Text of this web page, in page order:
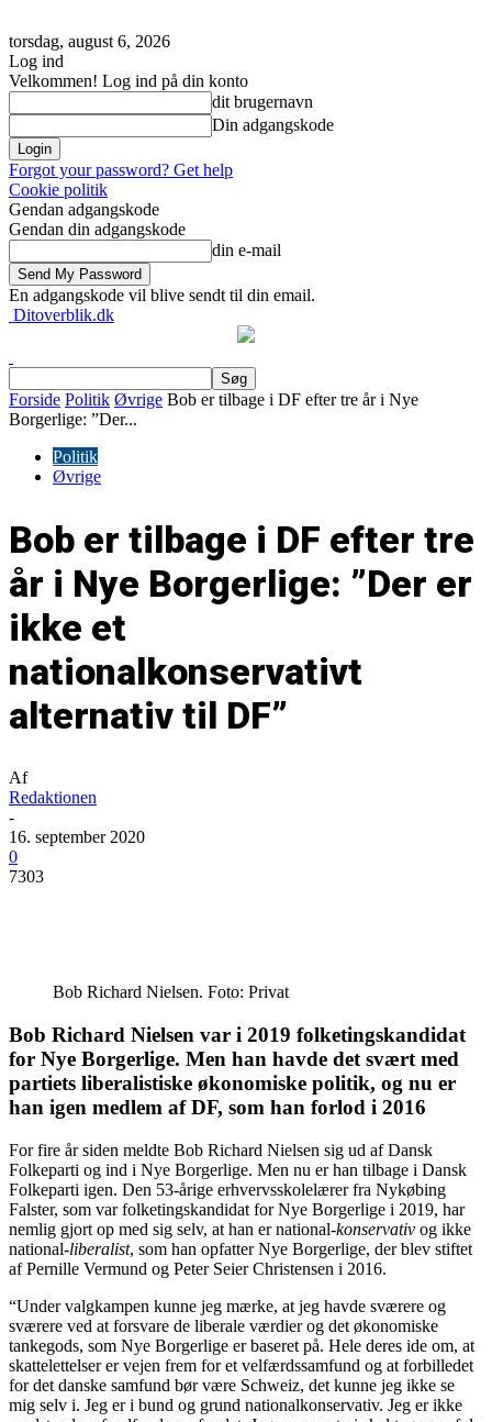
torsdag, august 6, 2026
Log ind
Velkommen! Log ind på din konto
dit brugernavn
Din adgangskode
Forgot your password? Get help
Cookie politik
Gendan adgangskode
Gendan din adgangskode
din e-mail
En adgangskode vil blive sendt til din email.
Ditoverblik.dk
Forside Politik Øvrige Bob er tilbage i DF efter tre år i Nye
Borgerlige: ”Der...
Politik
Øvrige
Bob er tilbage i DF efter tre
år i Nye Borgerlige: ”Der er
ikke et
nationalkonservativt
alternativ til DF”
Af
Redaktionen
-
16. september 2020
0
7303
Bob Richard Nielsen. Foto: Privat
Bob Richard Nielsen var i 2019 folketingskandidat
for Nye Borgerlige. Men han havde det svært med
partiets liberalistiske økonomiske politik, og nu er
han igen medlem af DF, som han forlod i 2016
For fire år siden meldte Bob Richard Nielsen sig ud af Dansk
Folkeparti og ind i Nye Borgerlige. Men nu er han tilbage i Dansk
Folkeparti igen. Den 53-årige erhvervsskolelærer fra Nykøbing
Falster, som var folketingskandidat for Nye Borgerlige i 2019, har
nemlig gjort op med sig selv, at han er national-konservativ og ikke
national-liberalist, som han opfatter Nye Borgerlige, der blev stiftet
af Pernille Vermund og Peter Seier Christensen i 2016.
“Under valgkampen kunne jeg mærke, at jeg havde sværere og
sværere ved at forsvare de liberale værdier og det økonomiske
tankegods, som Nye Borgerlige er baseret på. Hele deres ide om, at
skattelettelser er vejen frem for et velfærdssamfund og at forbilledet
for det danske samfund bør være Schweiz, det kunne jeg ikke se
mig selv i. Jeg er i bund og grund nationalkonservativ. Jeg er ikke